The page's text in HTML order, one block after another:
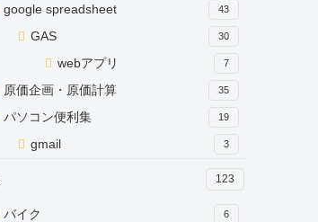
google spreadsheet 43
GAS 30
webアプリ 7
原価企画・原価計算 35
パソコン便利集 19
gmail 3
123
バイク 6